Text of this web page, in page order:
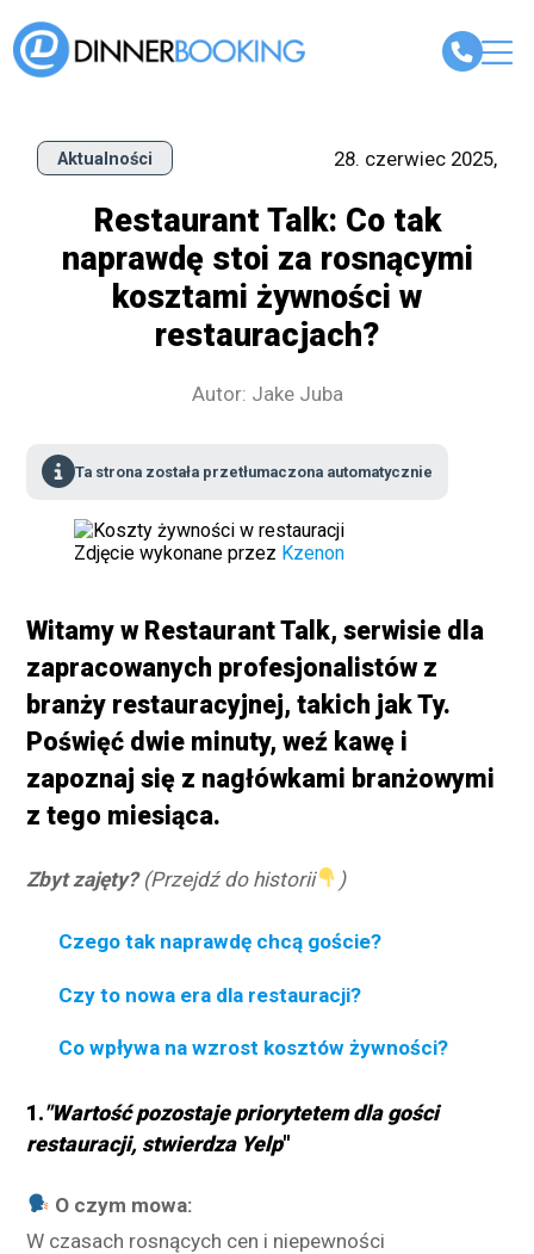
Aktualności 28. czerwiec 2025,
Restaurant Talk: Co tak
naprawdę stoi za rosnącymi
kosztami żywności w
restauracjach?
Autor: Jake Juba
Ta strona została przetłumaczona automatycznie
Zdjęcie wykonane przez Kzenon
Witamy w Restaurant Talk, serwisie dla
zapracowanych profesjonalistów z
branży restauracyjnej, takich jak Ty.
Poświęć dwie minuty, weź kawę i
zapoznaj się z nagłówkami branżowymi
z tego miesiąca.
Zbyt zajęty?(Przejdź do historii )
Czego tak naprawdę chcą goście?
Czy to nowa era dla restauracji?
Co wpływa na wzrost kosztów żywności?
1."Wartość pozostaje priorytetem dla gości
restauracji, stwierdza Yelp"
O czym mowa:
W czasach rosnących cen i niepewności